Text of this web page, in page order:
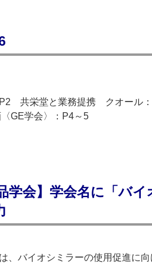
共栄堂と業務提携 クオール
GE学会〉：P4～5
学会】学会名に「バイ
、バイオシミラーの使用促進に